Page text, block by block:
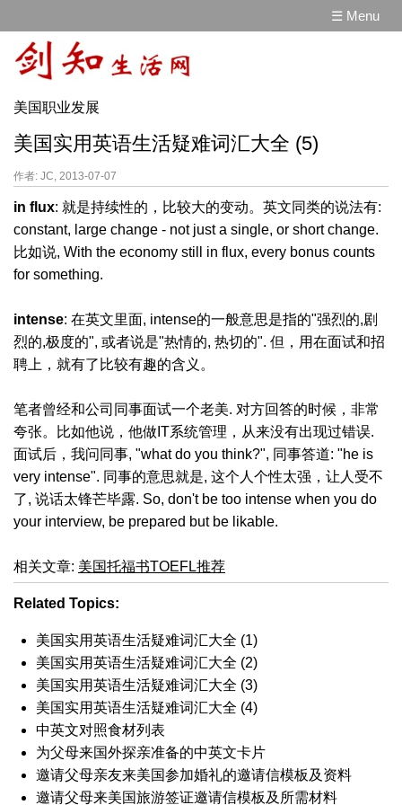
☰ Menu
美国职业发展
美国实用英语生活疑难词汇大全 (5)
作者: JC, 2013-07-07
in flux: 就是持续性的，比较大的变动。英文同类的说法有:
constant, large change - not just a single, or short change.
比如说, With the economy still in flux, every bonus counts
for something.
intense: 在英文里面, intense的一般意思是指的"强烈的,剧
烈的,极度的", 或者说是"热情的, 热切的". 但，用在面试和招
聘上，就有了比较有趣的含义。
笔者曾经和公司同事面试一个老美. 对方回答的时候，非常
夸张。比如他说，他做IT系统管理，从来没有出现过错误.
面试后，我问同事, "what do you think?", 同事答道: "he is
very intense". 同事的意思就是, 这个人个性太强，让人受不
了, 说话太锋芒毕露. So, don't be too intense when you do
your interview, be prepared but be likable.
相关文章: 美国托福书TOEFL推荐
Related Topics:
美国实用英语生活疑难词汇大全 (1)
美国实用英语生活疑难词汇大全 (2)
美国实用英语生活疑难词汇大全 (3)
美国实用英语生活疑难词汇大全 (4)
中英文对照食材列表
为父母来国外探亲准备的中英文卡片
邀请父母亲友来美国参加婚礼的邀请信模板及资料
邀请父母来美国旅游签证邀请信模板及所需材料